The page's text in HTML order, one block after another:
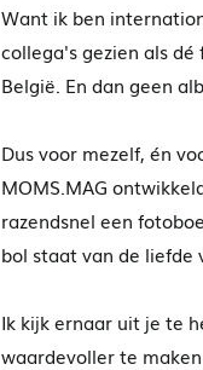
Want ik ben
collega's gezien als
België. En dan geen
Dus voor mezelf, én
MOMS.MAG
razendsnel een
bol staat van de liefde
Ik kijk ernaar uit je te
waardevoller te